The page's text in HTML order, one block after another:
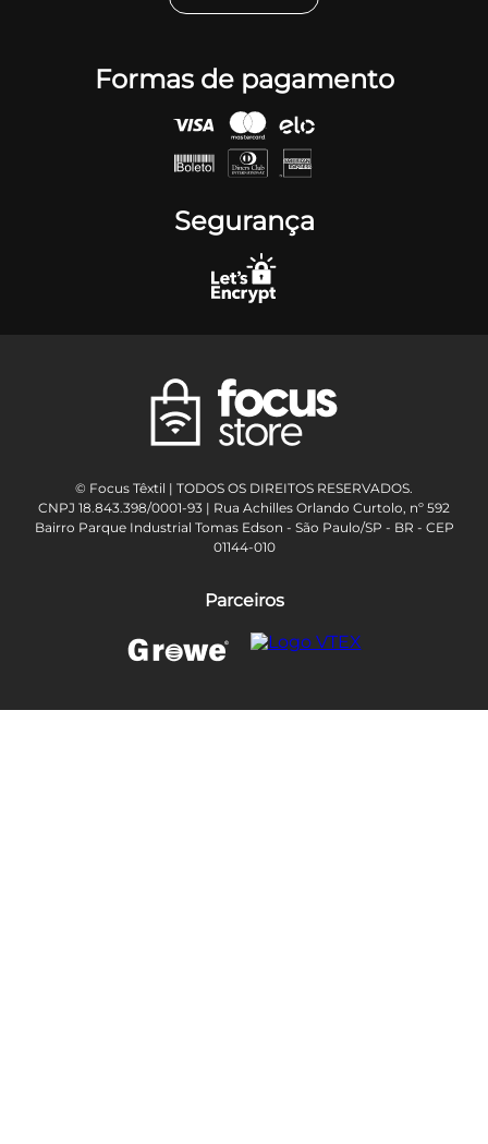
Formas de pagamento
Segurança
© Focus Têxtil | TODOS OS DIREITOS RESERVADOS.
CNPJ 18.843.398/0001-93 | Rua Achilles Orlando Curtolo, nº 592
Bairro Parque Industrial Tomas Edson - São Paulo/SP - BR - CEP
01144-010
Parceiros